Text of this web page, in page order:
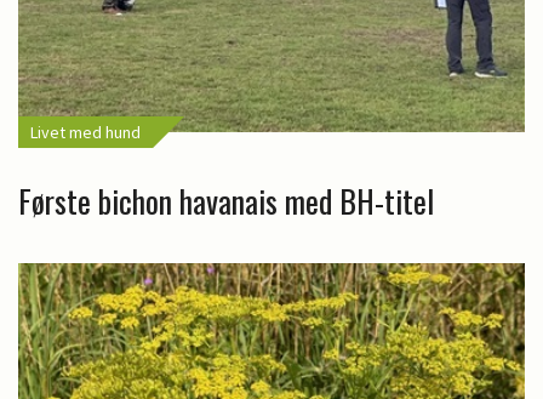
Livet med hund
Første bichon havanais med BH-titel